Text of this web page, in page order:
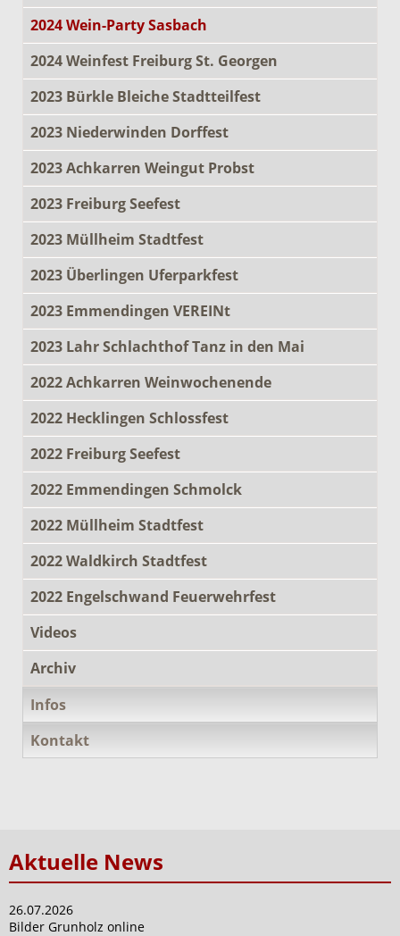
2024 Wein-Party Sasbach
2024 Weinfest Freiburg St. Georgen
2023 Bürkle Bleiche Stadtteilfest
2023 Niederwinden Dorffest
2023 Achkarren Weingut Probst
2023 Freiburg Seefest
2023 Müllheim Stadtfest
2023 Überlingen Uferparkfest
2023 Emmendingen VEREINt
2023 Lahr Schlachthof Tanz in den Mai
2022 Achkarren Weinwochenende
2022 Hecklingen Schlossfest
2022 Freiburg Seefest
2022 Emmendingen Schmolck
2022 Müllheim Stadtfest
2022 Waldkirch Stadtfest
2022 Engelschwand Feuerwehrfest
Videos
Archiv
Infos
Kontakt
Aktuelle News
26.07.2026
Bilder Grunholz online